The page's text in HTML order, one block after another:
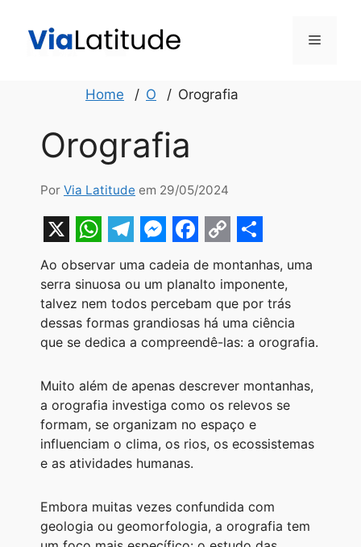
Menu
Home O Orografia
Orografia
Por Via Latitude em 29/05/2024
X
W
h
a
t
s
A
p
p
T
e
l
e
g
r
a
m
M
e
s
s
e
n
g
e
r
F
a
c
e
b
o
o
k
C
o
p
y
L
i
n
k
S
h
a
r
e
Ao observar uma cadeia de montanhas, uma
serra sinuosa ou um planalto imponente,
talvez nem todos percebam que por trás
dessas formas grandiosas há uma ciência
que se dedica a compreendê-las: a orografia.
Muito além de apenas descrever montanhas,
a orografia investiga como os relevos se
formam, se organizam no espaço e
influenciam o clima, os rios, os ecossistemas
e as atividades humanas.
Embora muitas vezes confundida com
geologia ou geomorfologia, a orografia tem